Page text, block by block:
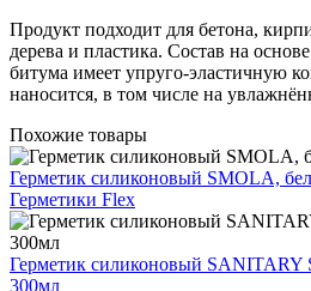
Продукт подходит для бетона,
дерева и пластика. Состав на
битума имеет упруго-эластичную
наносится, в том числе на
Похожие товары
Герметик силиконовый SMOLA,
Герметики Flex
Герметик силиконовый SANITARY
300мл